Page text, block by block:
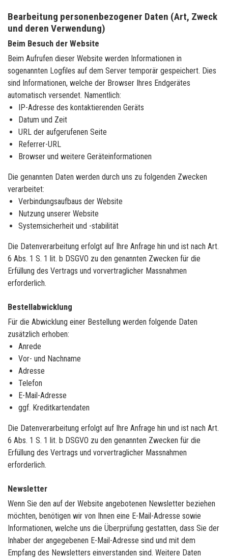
Bearbeitung personenbezogener Daten (Art, Zweck
und deren Verwendung)
Beim Besuch der Website
Beim Aufrufen dieser Website werden Informationen in
sogenannten Logfiles auf dem Server temporär gespeichert. Dies
sind Informationen, welche der Browser Ihres Endgerätes
automatisch versendet. Namentlich:
IP-Adresse des kontaktierenden Geräts
Datum und Zeit
URL der aufgerufenen Seite
Referrer-URL
Browser und weitere Geräteinformationen
Die genannten Daten werden durch uns zu folgenden Zwecken
verarbeitet:
Verbindungsaufbaus der Website
Nutzung unserer Website
Systemsicherheit und -stabilität
Die Datenverarbeitung erfolgt auf Ihre Anfrage hin und ist nach Art.
6 Abs. 1 S. 1 lit. b DSGVO zu den genannten Zwecken für die
Erfüllung des Vertrags und vorvertraglicher Massnahmen
erforderlich.
Bestellabwicklung
Für die Abwicklung einer Bestellung werden folgende Daten
zusätzlich erhoben:
Anrede
Vor- und Nachname
Adresse
Telefon
E-Mail-Adresse
ggf. Kreditkartendaten
Die Datenverarbeitung erfolgt auf Ihre Anfrage hin und ist nach Art.
6 Abs. 1 S. 1 lit. b DSGVO zu den genannten Zwecken für die
Erfüllung des Vertrags und vorvertraglicher Massnahmen
erforderlich.
Newsletter
Wenn Sie den auf der Website angebotenen Newsletter beziehen
möchten, benötigen wir von Ihnen eine E-Mail-Adresse sowie
Informationen, welche uns die Überprüfung gestatten, dass Sie der
Inhaber der angegebenen E-Mail-Adresse sind und mit dem
Empfang des Newsletters einverstanden sind. Weitere Daten